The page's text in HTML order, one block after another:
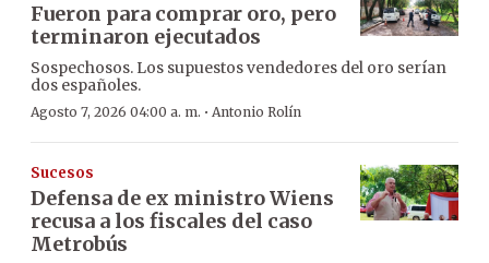
Fueron para comprar oro, pero
terminaron ejecutados
Sospechosos. Los supuestos vendedores del oro serían
dos españoles.
Agosto 7, 2026 04:00 a. m. · Antonio Rolín
Sucesos
Defensa de ex ministro Wiens
recusa a los fiscales del caso
Metrobús